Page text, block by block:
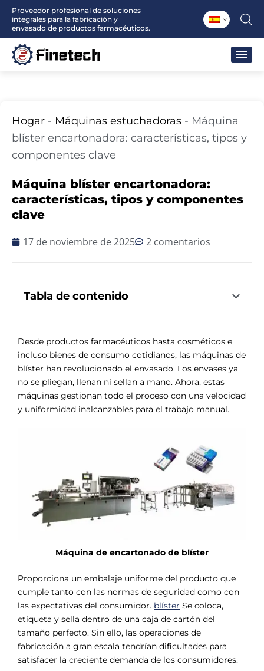
Proveedor profesional de soluciones
integrales para la fabricación y
envasado de productos farmacéuticos.
Hogar - Máquinas estuchadoras - Máquina
blíster encartonadora: características, tipos y
componentes clave
Máquina blíster encartonadora:
características, tipos y componentes
clave
17 de noviembre de 2025 2 comentarios
Tabla de contenido
Desde productos farmacéuticos hasta cosméticos e
incluso bienes de consumo cotidianos, las máquinas de
blíster han revolucionado el envasado. Los envases ya
no se pliegan, llenan ni sellan a mano. Ahora, estas
máquinas gestionan todo el proceso con una velocidad
y uniformidad inalcanzables para el trabajo manual.
Máquina de encartonado de blíster
Proporciona un embalaje uniforme del producto que
cumple tanto con las normas de seguridad como con
las expectativas del consumidor. blíster Se coloca,
etiqueta y sella dentro de una caja de cartón del
tamaño perfecto. Sin ello, las operaciones de
fabricación a gran escala tendrían dificultades para
satisfacer la creciente demanda de los consumidores.